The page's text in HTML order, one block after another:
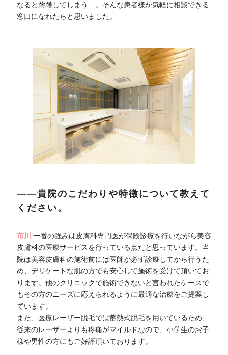
なると躊躇してしまう…。そんな患者様が気軽に相談できる
窓口になれたらと思いました。
――貴院のこだわりや特徴について教えて
ください。
市川一番の強みは皮膚科専門医が保険診療を行いながら美容
皮膚科の医療サービスを行っている点だと思っています。当
院は美容皮膚科の施術前には医師が必ず診療してから行うた
め、デリケートな肌の方でも安心して施術を受けて頂いてお
ります。他のクリニックで施術できないと言われたケースで
もその方のニーズに応えられるように最適な治療をご提案し
ています。
また、医療レーザー脱毛では蓄熱式脱毛を用いているため、
従来のレーザーよりも疼痛がマイルドなので、小学生のお子
様や男性の方にもご好評頂いております。